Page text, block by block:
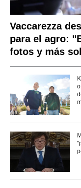
Vaccarezza
para el agro:
fotos y más